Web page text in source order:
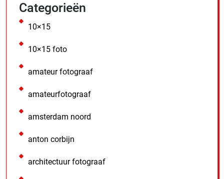
Categorieën
10×15
10×15 foto
amateur fotograaf
amateurfotograaf
amsterdam noord
anton corbijn
architectuur fotograaf